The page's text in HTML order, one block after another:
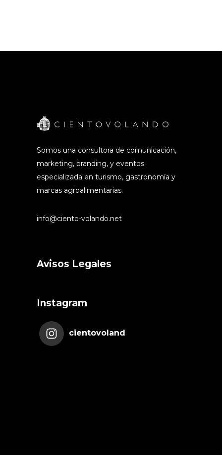
Somos una consultora de comunicación,
marketing, branding, y eventos
especializada en turismo, gastronomía y
marcas agroalimentarias.
info@ciento-volando.net
Avisos Legales
Instagram
cientovoland